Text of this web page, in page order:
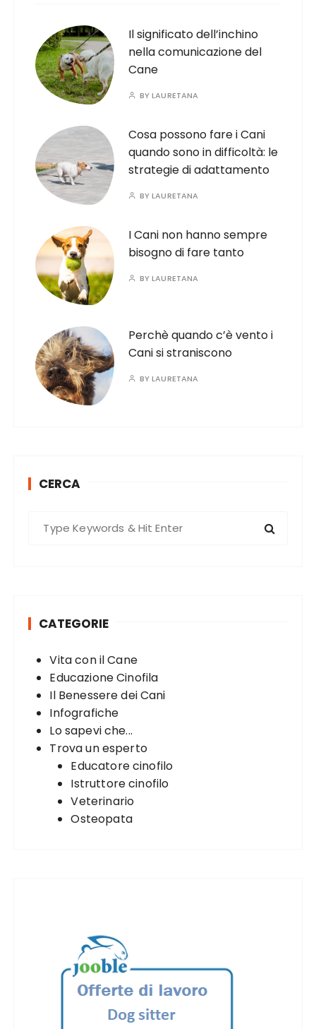
Il significato dell’inchino
nella comunicazione del
Cane
BYLAURETANA
Cosa possono fare i Cani
quando sono in difficoltà: le
strategie di adattamento
BYLAURETANA
I Cani non hanno sempre
bisogno di fare tanto
BYLAURETANA
Perchè quando c’è vento i
Cani si straniscono
BYLAURETANA
CERCA
CATEGORIE
Vita con il Cane
Educazione Cinofila
Il Benessere dei Cani
Infografiche
Lo sapevi che...
Trova un esperto
Educatore cinofilo
Istruttore cinofilo
Veterinario
Osteopata